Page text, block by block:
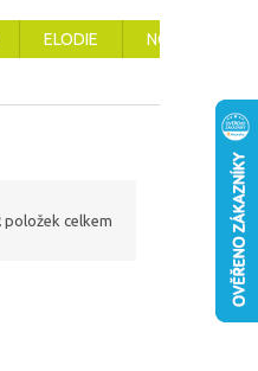
ELODIE NOVINKY
položek celkem